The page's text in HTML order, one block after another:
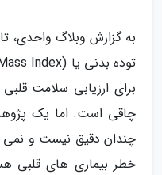
به گزارش وبلاگ
برای ارزیابی سلامت
چاقی است. اما یک
چندان دقیق نیست و نمی
خطر بیماری های قلبی